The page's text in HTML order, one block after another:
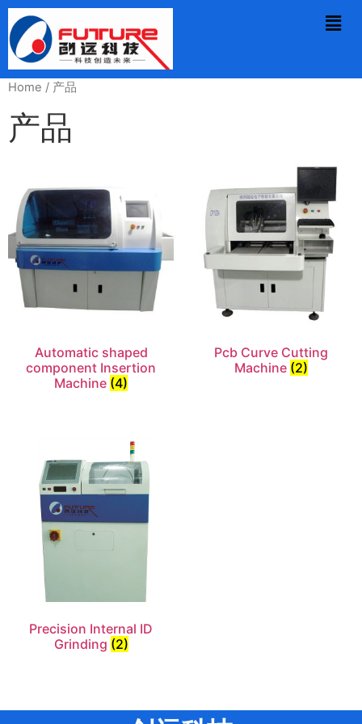
Home / 产品
产品
Automatic shaped
component Insertion
Machine (4)
Pcb Curve Cutting
Machine (2)
Precision Internal ID
Grinding (2)